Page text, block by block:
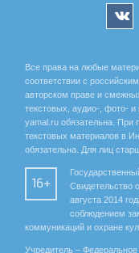
Все права на любые
соответствии с
авторском праве и
текстовых, аудио-, фото-
yamal.ru обязательна. При
текстовых материалов в
обязательна. Для лиц
16+
Свидетельство
августа 2014
соблюдением
коммуникаций и охране
Учредитель – Федеральное